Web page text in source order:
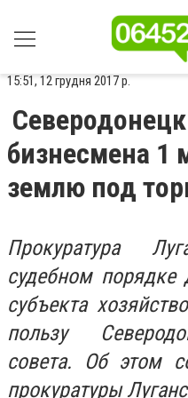
15:51, 12 грудня 2017 р.
бизнесмена 1
землю под
Прокуратура
судебном порядке
субъекта
пользу
совета. Об этом
прокуратуры